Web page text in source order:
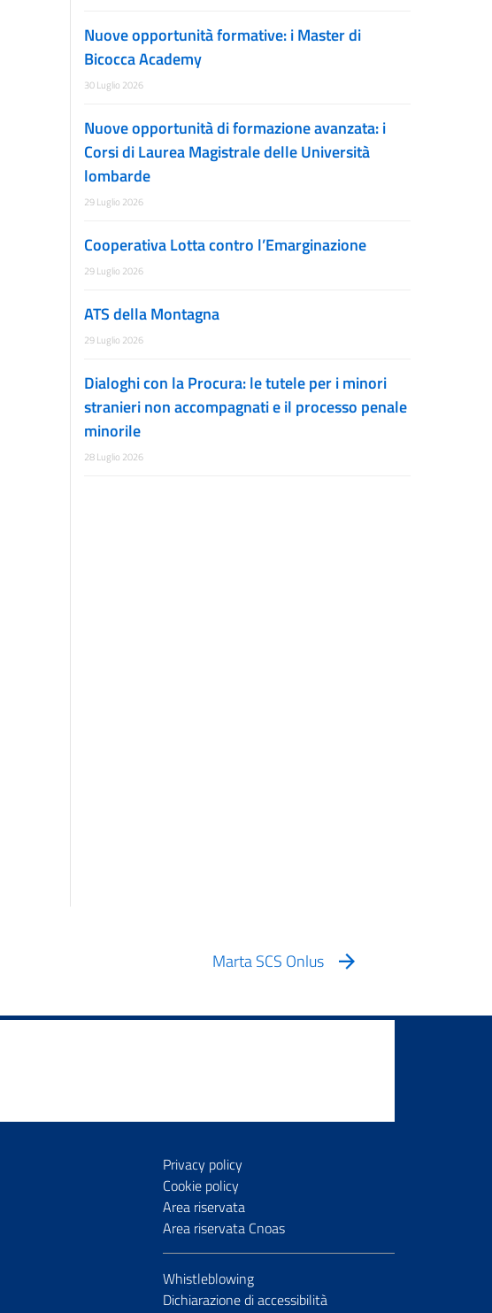
Nuove opportunità formative: i Master di
Bicocca Academy
30 Luglio 2026
Nuove opportunità di formazione avanzata: i
Corsi di Laurea Magistrale delle Università
lombarde
29 Luglio 2026
Cooperativa Lotta contro l’Emarginazione
29 Luglio 2026
ATS della Montagna
29 Luglio 2026
Dialoghi con la Procura: le tutele per i minori
stranieri non accompagnati e il processo penale
minorile
28 Luglio 2026
Marta SCS Onlus
Privacy policy
Cookie policy
Area riservata
Area riservata Cnoas
Whistleblowing
Dichiarazione di accessibilità